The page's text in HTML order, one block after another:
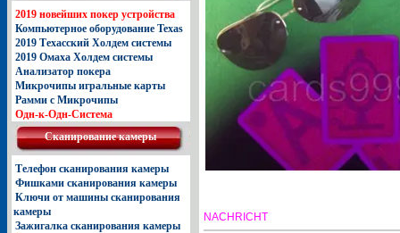
2019 новейших покер устройства
Компьютерное оборудование Texas
2019 Техасский Холдем системы
2019 Омаха Холдем системы
Анализатор покера
Микрочипы игральные карты
Рамми с Микрочипы
Одн-к-Одн-Система
Сканирование камеры
Телефон сканирования камеры
Фишками сканирования камеры
Ключи от машины сканирования
камеры
Зажигалка сканирования камеры
NACHRICHT